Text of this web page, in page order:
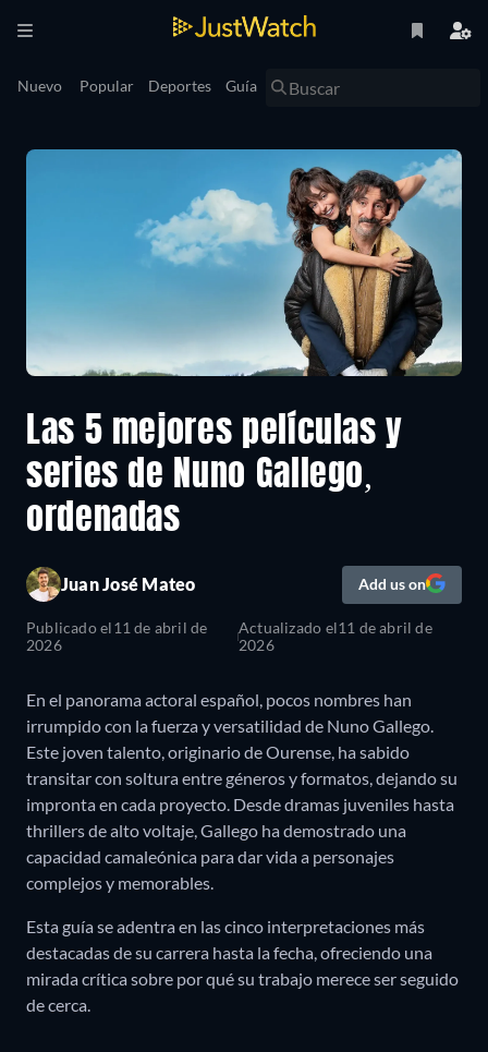
Nuevo Popular Deportes Guía
Las 5 mejores películas y
series de Nuno Gallego,
ordenadas
Juan José Mateo Add us on
Publicado el11 de abril de
2026
Actualizado el11 de abril de
2026
En el panorama actoral español, pocos nombres han
irrumpido con la fuerza y versatilidad de Nuno Gallego.
Este joven talento, originario de Ourense, ha sabido
transitar con soltura entre géneros y formatos, dejando su
impronta en cada proyecto. Desde dramas juveniles hasta
thrillers de alto voltaje, Gallego ha demostrado una
capacidad camaleónica para dar vida a personajes
complejos y memorables.
Esta guía se adentra en las cinco interpretaciones más
destacadas de su carrera hasta la fecha, ofreciendo una
mirada crítica sobre por qué su trabajo merece ser seguido
de cerca.